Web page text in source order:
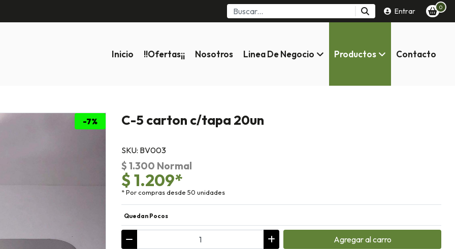
Entrar 0
Inicio !!ofertas¡¡ Nosotros Linea De Negocio Productos Contacto
-7% C-5 carton c/tapa 20un
SKU: BV003
$ 1.300 Normal
$ 1.209*
* Por compras desde 50 unidades
Quedan Pocos
Agregaral carro